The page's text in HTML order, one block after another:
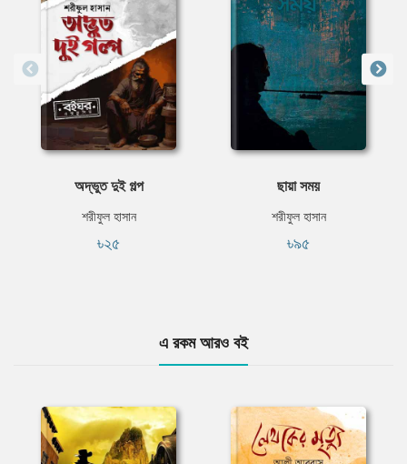
অদ্ভুত দুই গল্প
শরীফুল হাসান
৳২৫
ছায়া সময়
শরীফুল হাসান
৳৯৫
এ রকম আরও বই